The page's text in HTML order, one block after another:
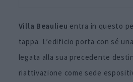
Villa Beaulieu entra in questo
tappa. L’edificio porta con sé
legata alla sua precedente
riattivazione come sede